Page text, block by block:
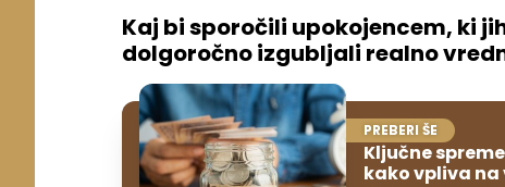
Kaj bi sporočili upokojencem, ki
dolgoročno izgubljali realno
PREBERI ŠE
Ključne
kako vpliva na